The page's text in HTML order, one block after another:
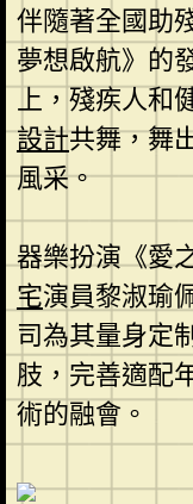
伴隨著全國助
夢想啟航》的
上，殘疾人和
設計共舞，舞
風采。
器樂扮演《愛
宅演員黎淑瑜
司為其量身定
肢，完善適配
術的融會。